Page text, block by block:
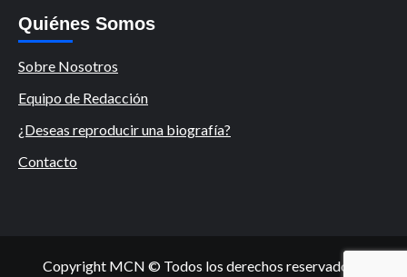
Quiénes Somos
Sobre Nosotros
Equipo de Redacción
¿Deseas reproducir una biografía?
Contacto
Copyright MCN © Todos los derechos reservados.